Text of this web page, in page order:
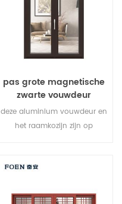
verschillende architecturale
behoeften.
pas grote magnetische
zwarte vouwdeur
duurzaam gebruik aan
deze aluminium vouwdeur en
het raamkozijn zijn op
beveiliging tegen diefstal zijn
deurtypen om te voldoen aan